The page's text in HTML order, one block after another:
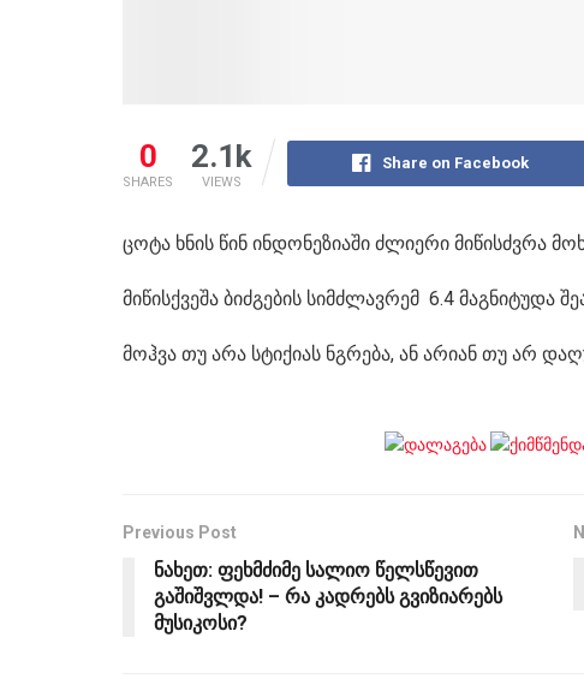
0
SHARES
2.1k
VIEWS
Share on Facebook
ცოტა ხნის წინ ინდონეზიაში ძლიერი მიწისძვრა
მიწისქვეშა ბიძგების სიმძლავრემ 6.4 მაგნიტუდა
მოჰვა თუ არა სტიქიას ნგრება, ან არიან თუ არ
Previous Post
ნახეთ: ფეხმძიმე სალიო წელსწევით
გაშიშვლდა! – რა კადრებს გვიზიარებს
მუსიკოსი?